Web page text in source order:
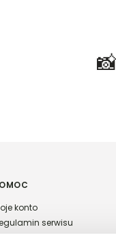
konto
serwisu